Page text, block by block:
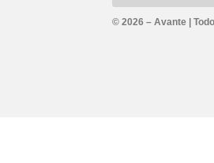
© 2026 – Avante |